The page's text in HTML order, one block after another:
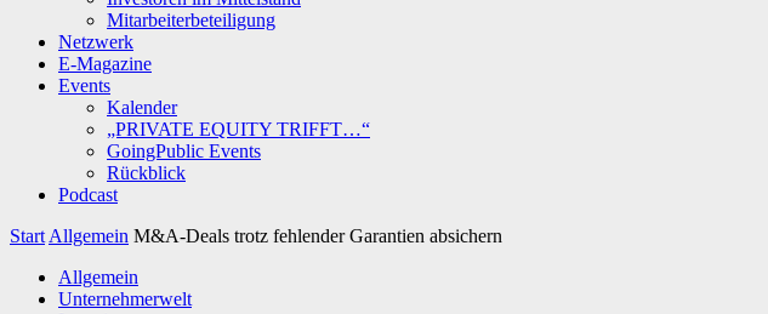
Mitarbeiterbeteiligung
Netzwerk
E-Magazine
Events
Kalender
„PRIVATE EQUITY TRIFFT…“
GoingPublic Events
Rückblick
Podcast
Start Allgemein M&A-Deals trotz fehlender ­Garantien absichern
Allgemein
Unternehmerwelt